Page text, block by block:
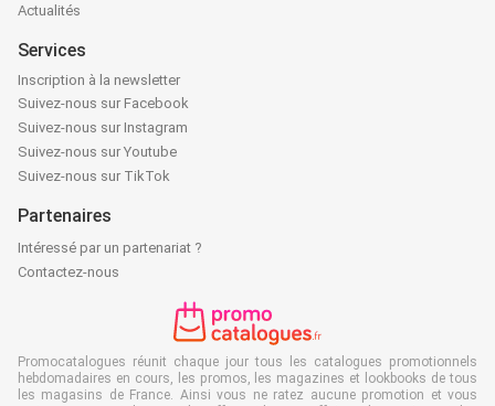
Actualités
Services
Inscription à la newsletter
Suivez-nous sur Facebook
Suivez-nous sur Instagram
Suivez-nous sur Youtube
Suivez-nous sur TikTok
Partenaires
Intéressé par un partenariat ?
Contactez-nous
Promocatalogues réunit chaque jour tous les catalogues promotionnels
hebdomadaires en cours, les promos, les magazines et lookbooks de tous
les magasins de France. Ainsi vous ne ratez aucune promotion et vous